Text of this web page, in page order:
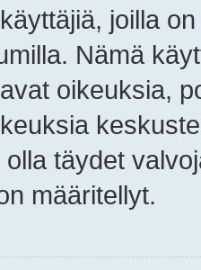
joilla
Nämä
oikeuksia,
täydet
määritellyt.